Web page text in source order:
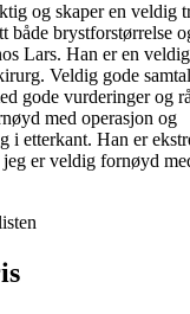
og skaper en veldig
både brystforstørrelse
Lars. Han er en
Veldig gode
gode vurderinger og
med operasjon og
i etterkant. Han er
er veldig fornøyd